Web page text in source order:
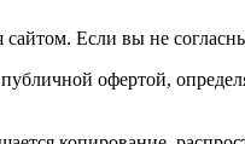
Если вы не
офертой,